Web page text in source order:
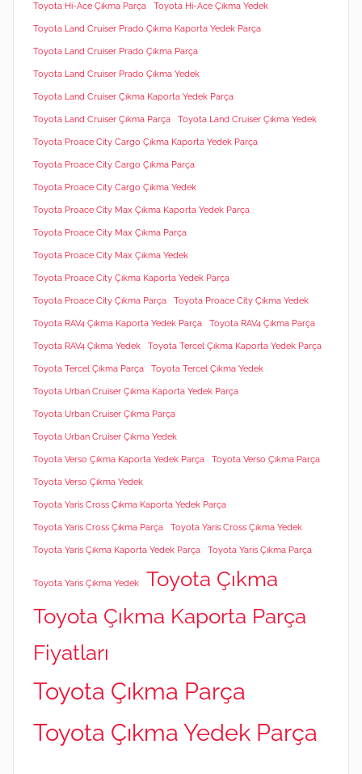
Toyota Hi-Ace Çıkma Parça Toyota Hi-Ace Çıkma Yedek
Toyota Land Cruiser Prado Çıkma Kaporta Yedek Parça
Toyota Land Cruiser Prado Çıkma Parça
Toyota Land Cruiser Prado Çıkma Yedek
Toyota Land Cruiser Çıkma Kaporta Yedek Parça
Toyota Land Cruiser Çıkma Parça Toyota Land Cruiser Çıkma Yedek
Toyota Proace City Cargo Çıkma Kaporta Yedek Parça
Toyota Proace City Cargo Çıkma Parça
Toyota Proace City Cargo Çıkma Yedek
Toyota Proace City Max Çıkma Kaporta Yedek Parça
Toyota Proace City Max Çıkma Parça
Toyota Proace City Max Çıkma Yedek
Toyota Proace City Çıkma Kaporta Yedek Parça
Toyota Proace City Çıkma Parça Toyota Proace City Çıkma Yedek
Toyota RAV4 Çıkma Kaporta Yedek Parça Toyota RAV4 Çıkma Parça
Toyota RAV4 Çıkma Yedek Toyota Tercel Çıkma Kaporta Yedek Parça
Toyota Tercel Çıkma Parça Toyota Tercel Çıkma Yedek
Toyota Urban Cruiser Çıkma Kaporta Yedek Parça
Toyota Urban Cruiser Çıkma Parça
Toyota Urban Cruiser Çıkma Yedek
Toyota Verso Çıkma Kaporta Yedek Parça Toyota Verso Çıkma Parça
Toyota Verso Çıkma Yedek
Toyota Yaris Cross Çıkma Kaporta Yedek Parça
Toyota Yaris Cross Çıkma Parça Toyota Yaris Cross Çıkma Yedek
Toyota Yaris Çıkma Kaporta Yedek Parça Toyota Yaris Çıkma Parça
Toyota Yaris Çıkma Yedek
Toyota Çıkma
Toyota Çıkma Kaporta Parça
Fiyatları
Toyota Çıkma Parça
Toyota Çıkma Yedek Parça